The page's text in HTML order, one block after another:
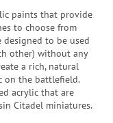
paints that provide
to choose from
to be used
other) without any
a rich, natural
on the battlefield.
acrylic that are
Citadel miniatures.